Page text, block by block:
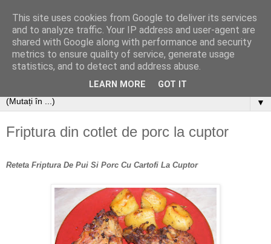
▼
Friptura din cotlet de porc la cuptor
Reteta Friptura De Pui Si Porc Cu Cartofi La Cuptor
This site uses cookies from Google to deliver its services
and to analyze traffic. Your IP address and user-agent are
shared with Google along with performance and security
metrics to ensure quality of service, generate usage
statistics, and to detect and address abuse.
LEARN MORE GOT IT